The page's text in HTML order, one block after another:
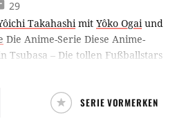
29
Takahashimit Yôko Ogaiund
Die Anime-Serie Diese Anime-
Tsubasa – Die tollen Fußballstars
Takahashi. Die Hauptfigur
Ohzora. Er ist ein
SERIE VORMERKEN